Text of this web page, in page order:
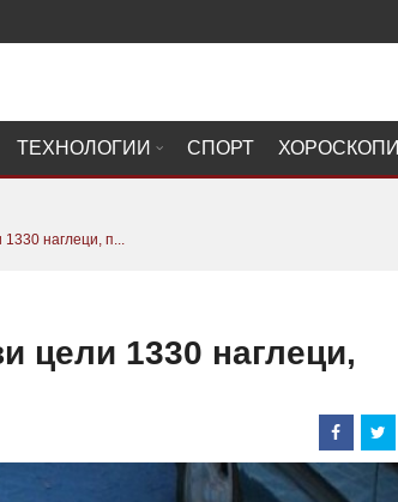
ТЕХНОЛОГИИ СПОРТ ХОРОСКОПИ
наглеци, п...
цели 1330 наглеци,